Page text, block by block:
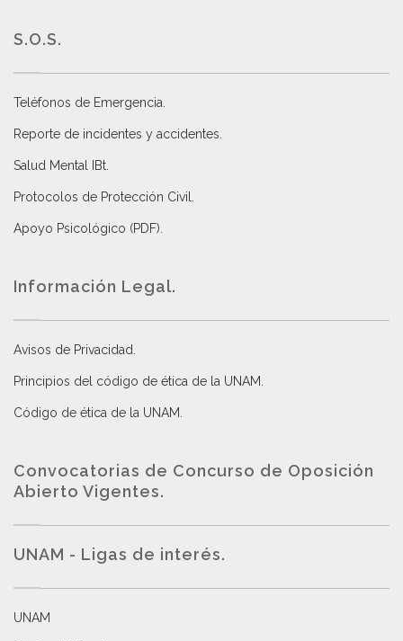
S.O.S.
Teléfonos de Emergencia.
Reporte de incidentes y accidentes
Salud Mental IBt
Protocolos de Protección Civil
Apoyo Psicológico (PDF)
Información Legal.
Avisos de Privacidad
Principios del código de ética de la UNAM
Código de ética de la UNAM
Convocatorias de Concurso de Oposición
Abierto Vigentes.
UNAM - Ligas de interés.
UNAM